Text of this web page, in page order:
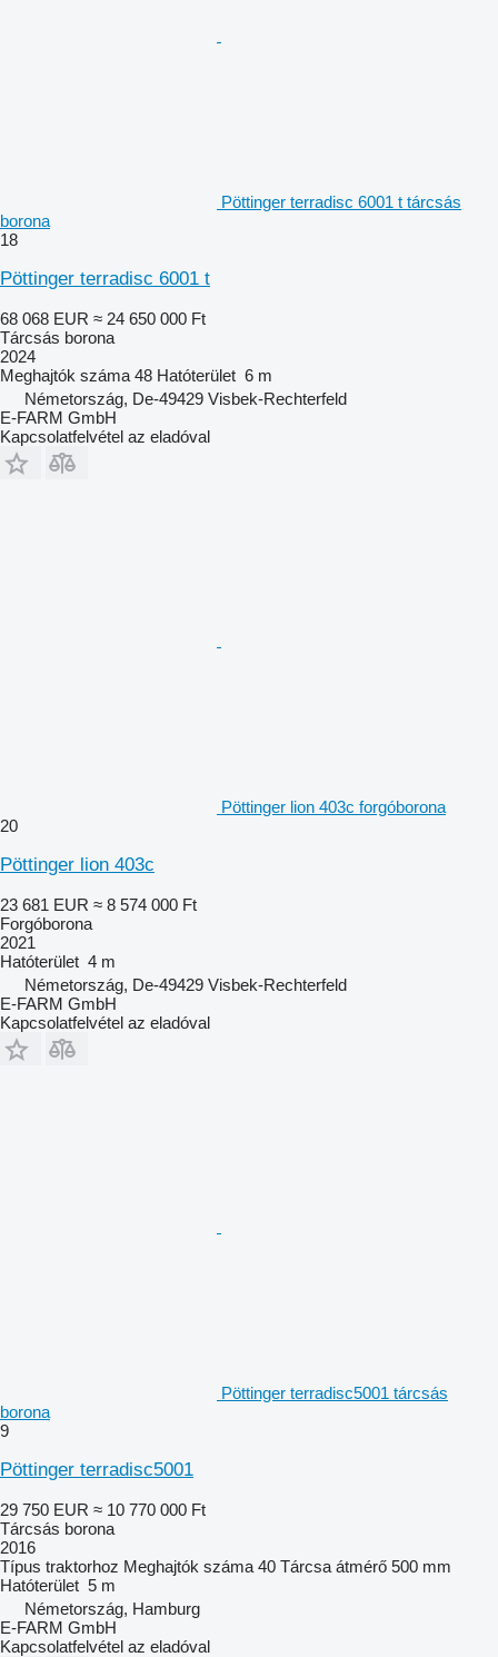
Pöttinger terradisc 6001 t tárcsás
borona
18
Pöttinger terradisc 6001 t
68 068 EUR ≈ 24 650 000 Ft
Tárcsás borona
2024
Meghajtók száma 48 Hatóterület 6 m
Németország, De-49429 Visbek-Rechterfeld
E-FARM GmbH
Kapcsolatfelvétel az eladóval
Pöttinger lion 403c forgóborona
20
Pöttinger lion 403c
23 681 EUR ≈ 8 574 000 Ft
Forgóborona
2021
Hatóterület 4 m
Németország, De-49429 Visbek-Rechterfeld
E-FARM GmbH
Kapcsolatfelvétel az eladóval
Pöttinger terradisc5001 tárcsás
borona
9
Pöttinger terradisc5001
29 750 EUR ≈ 10 770 000 Ft
Tárcsás borona
2016
Típus traktorhoz Meghajtók száma 40 Tárcsa átmérő 500 mm
Hatóterület 5 m
Németország, Hamburg
E-FARM GmbH
Kapcsolatfelvétel az eladóval